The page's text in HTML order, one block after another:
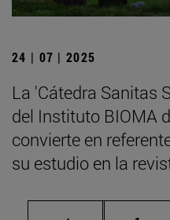
24 | 07 | 2025
La 'Cátedra Sanitas
del Instituto BIOMA
convierte en
su estudio en la